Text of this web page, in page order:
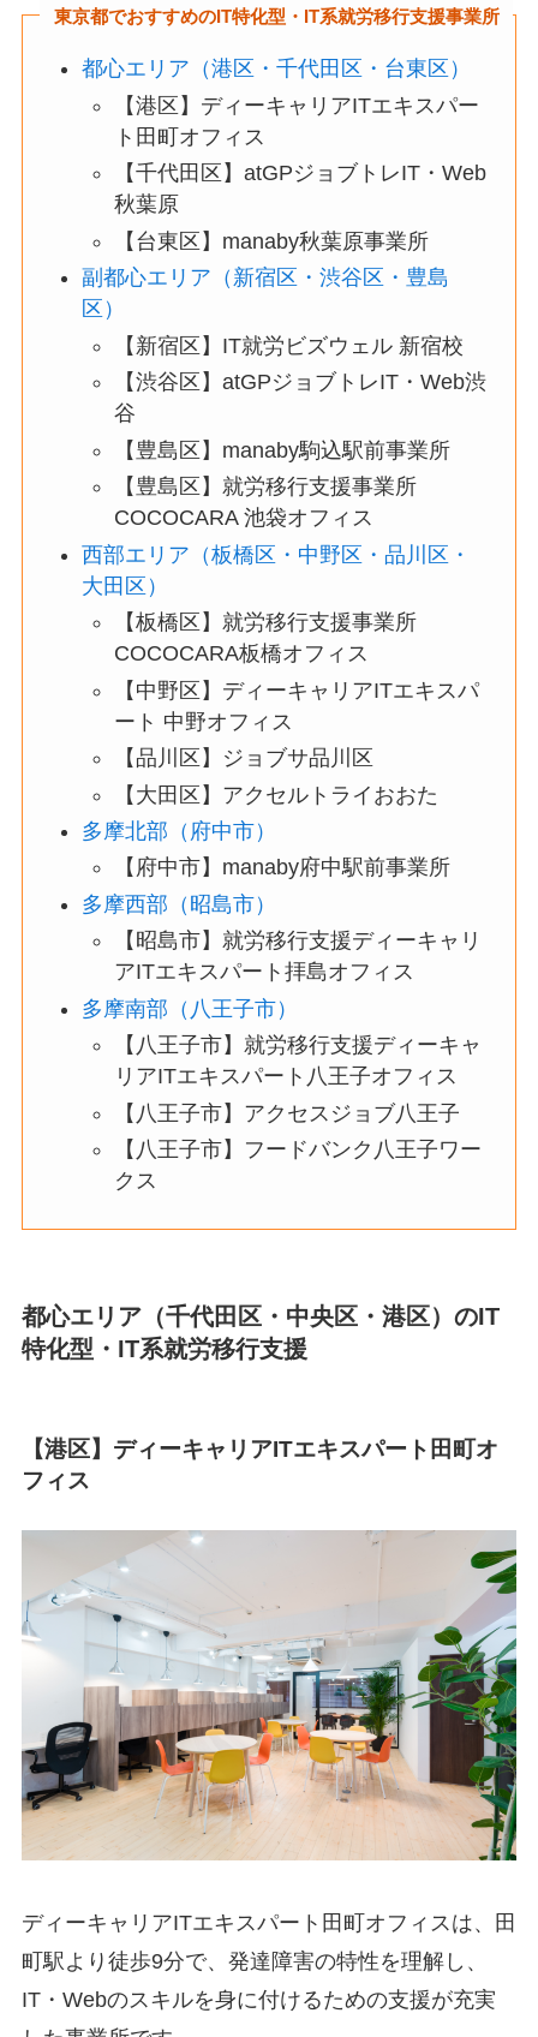
東京都でおすすめのIT特化型・IT系就労移行支援事業所
都心エリア（港区・千代田区・台東区）
【港区】ディーキャリアITエキスパー
ト田町オフィス
【千代田区】atGPジョブトレIT・Web
秋葉原
【台東区】manaby秋葉原事業所
副都心エリア（新宿区・渋谷区・豊島
区）
【新宿区】IT就労ビズウェル 新宿校
【渋谷区】atGPジョブトレIT・Web渋
谷
【豊島区】manaby駒込駅前事業所
【豊島区】就労移行支援事業所
COCOCARA 池袋オフィス
西部エリア（板橋区・中野区・品川区・
大田区）
【板橋区】就労移行支援事業所
COCOCARA板橋オフィス
【中野区】ディーキャリアITエキスパ
ート 中野オフィス
【品川区】ジョブサ品川区
【大田区】アクセルトライおおた
多摩北部（府中市）
【府中市】manaby府中駅前事業所
多摩西部（昭島市）
【昭島市】就労移行支援ディーキャリ
アITエキスパート拝島オフィス
多摩南部（八王子市）
【八王子市】就労移行支援ディーキャ
リアITエキスパート八王子オフィス
【八王子市】アクセスジョブ八王子
【八王子市】フードバンク八王子ワー
クス
都心エリア（千代田区・中央区・港区）のIT
特化型・IT系就労移行支援
【港区】ディーキャリアITエキスパート田町オ
フィス
ディーキャリアITエキスパート田町オフィスは、田
町駅より徒歩9分で、発達障害の特性を理解し、
IT・Webのスキルを身に付けるための支援が充実